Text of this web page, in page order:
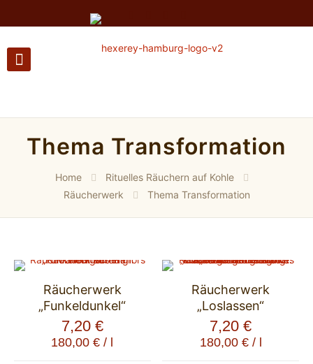
Thema Transformation
Home
Rituelles Räuchern auf Kohle
Räucherwerk
Thema Transformation
Räucherwerk
„Funkeldunkel“
7,20 €
180,00€ /
Räucherwerk
„Loslassen“
7,20€
180,00 €/